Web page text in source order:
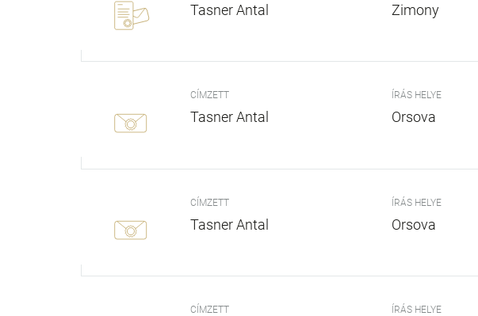
Tasner Antal Zimony
CÍMZETT
Tasner Antal
ÍRÁS HELYE
Orsova
CÍMZETT
Tasner Antal
ÍRÁS HELYE
Orsova
CÍMZETT ÍRÁS HELYE